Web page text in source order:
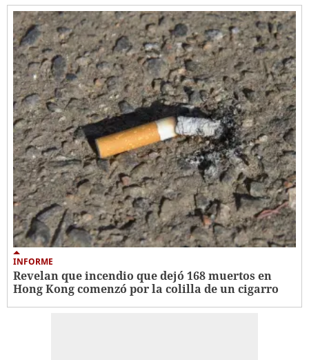
INFORME
Revelan que incendio que dejó 168 muertos en
Hong Kong comenzó por la colilla de un cigarro